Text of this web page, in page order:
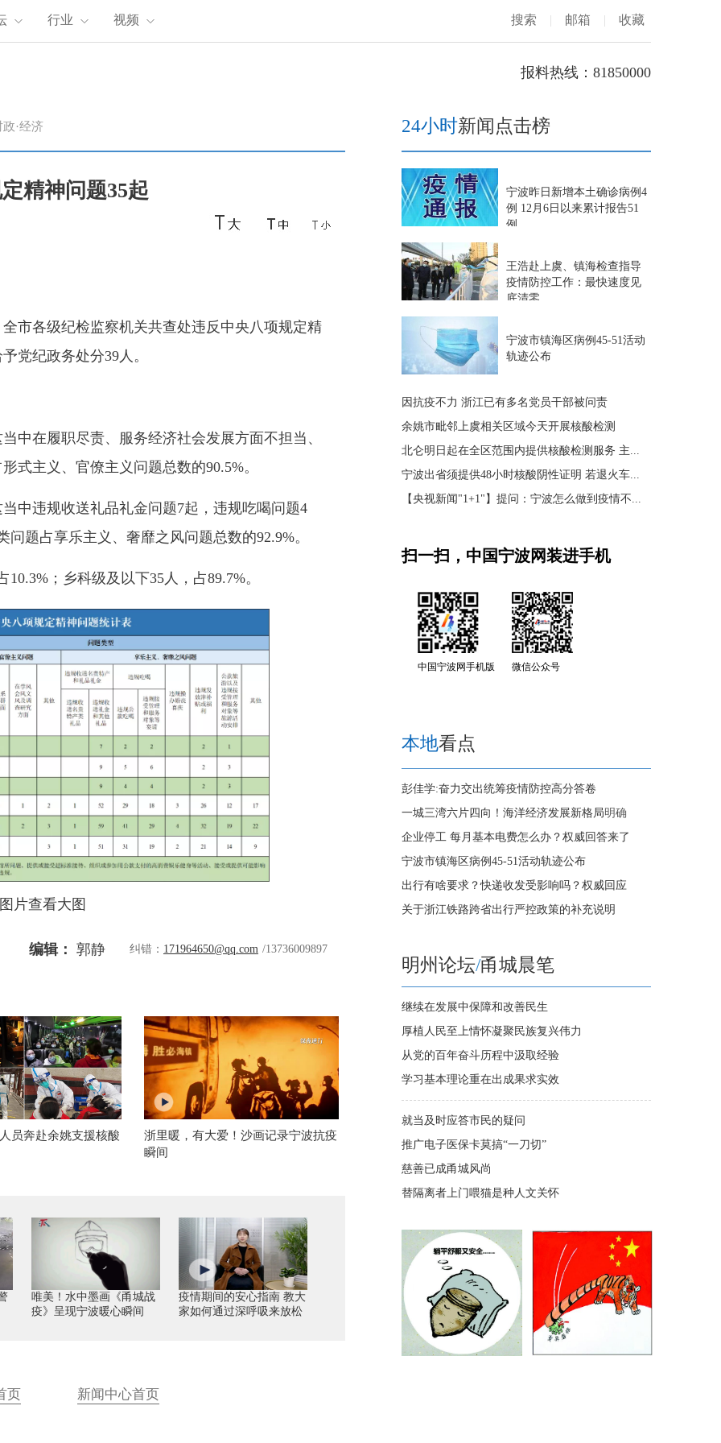
行业 视频 搜索 | 邮箱 | 收藏
报料热线：81850000
政·经济
精神问题35起
各级纪检监察机关共查处违反中央八项规定精
党纪政务处分39人。
在履职尽责、服务经济社会发展方面不担当、
式主义、官僚主义问题总数的90.5%。
违规收送礼品礼金问题7起，违规吃喝问题4
题占享乐主义、奢靡之风问题总数的92.9%。
；乡科级及以下35人，占89.7%。
片查看大图
编辑： 郭静 纠错： 171964650@qq.com /13736009897
员奔赴余姚支援核酸
浙里暖，有大爱！沙画记录宁波抗疫
瞬间
唯美！水中墨画《甬城战
疫》呈现宁波暖心瞬间
疫情期间的安心指南 教大
家如何通过深呼吸来放松
页 新闻中心首页
24小时新闻点击榜
宁波昨日新增本土确诊病例4
例 12月6日以来累计报告51
例
王浩赴上虞、镇海检查指导
疫情防控工作：最快速度见
底清零
宁波市镇海区病例45-51活动
轨迹公布
因抗疫不力 浙江已有多名党员干部被问责
余姚市毗邻上虞相关区域今天开展核酸检测
北仑明日起在全区范围内提供核酸检测服务 主...
宁波出省须提供48小时核酸阴性证明 若退火车...
【央视新闻"1+1"】提问：宁波怎么做到疫情不...
扫一扫，中国宁波网装进手机
中国宁波网手机版 微信公众号
本地看点
彭佳学:奋力交出统筹疫情防控高分答卷
一城三湾六片四向！海洋经济发展新格局明确
企业停工 每月基本电费怎么办？权威回答来了
宁波市镇海区病例45-51活动轨迹公布
出行有啥要求？快递收发受影响吗？权威回应
关于浙江铁路跨省出行严控政策的补充说明
明州论坛/甬城晨笔
继续在发展中保障和改善民生
厚植人民至上情怀凝聚民族复兴伟力
从党的百年奋斗历程中汲取经验
学习基本理论重在出成果求实效
就当及时应答市民的疑问
推广电子医保卡莫搞“一刀切”
慈善已成甬城风尚
替隔离者上门喂猫是种人文关怀